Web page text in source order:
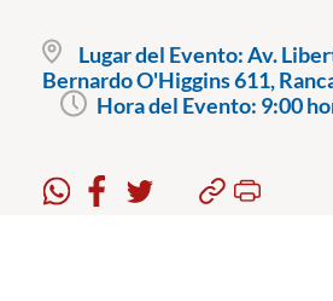
Pregrado
Postgrado
Formación Continua
Lugar del Evento:Av.
Bernardo O'Higgins 611,
Hora del Evento: 9:00